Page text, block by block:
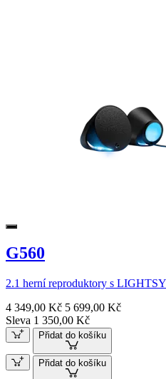
G560
2.1 herní reproduktory s
4 349,00 Kč 5 699,00 Kč
Sleva 1 350,00 Kč
Přidat do košíku
Přidat do košíku